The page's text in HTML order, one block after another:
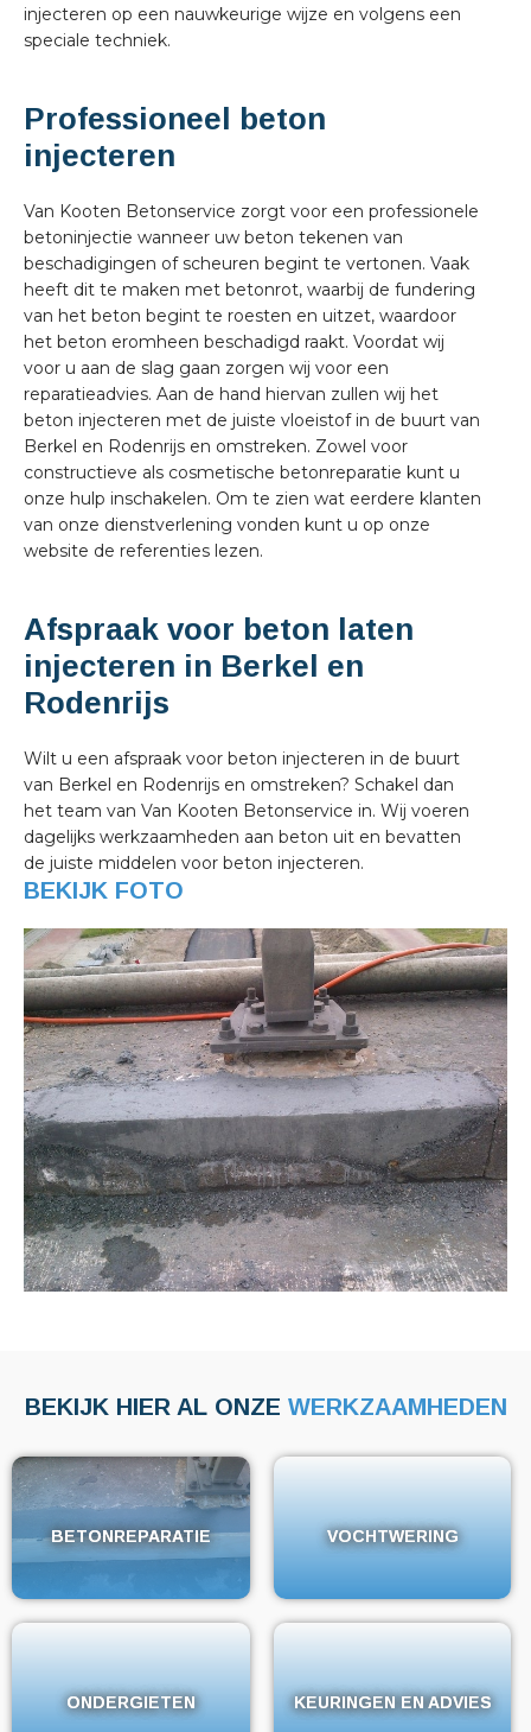
injecteren op een nauwkeurige wijze en volgens een
speciale techniek.
Professioneel beton
injecteren
Van Kooten Betonservice zorgt voor een professionele
betoninjectie wanneer uw beton tekenen van
beschadigingen of scheuren begint te vertonen. Vaak
heeft dit te maken met betonrot, waarbij de fundering
van het beton begint te roesten en uitzet, waardoor
het beton eromheen beschadigd raakt. Voordat wij
voor u aan de slag gaan zorgen wij voor een
reparatieadvies. Aan de hand hiervan zullen wij het
beton injecteren met de juiste vloeistof in de buurt van
Berkel en Rodenrijs en omstreken. Zowel voor
constructieve als cosmetische betonreparatie kunt u
onze hulp inschakelen. Om te zien wat eerdere klanten
van onze dienstverlening vonden kunt u op onze
website de referenties lezen.
Afspraak voor beton laten
injecteren in Berkel en
Rodenrijs
Wilt u een afspraak voor beton injecteren in de buurt
van Berkel en Rodenrijs en omstreken? Schakel dan
het team van Van Kooten Betonservice in. Wij voeren
dagelijks werkzaamheden aan beton uit en bevatten
de juiste middelen voor beton injecteren.
BEKIJK FOTO
BEKIJK HIER AL ONZE WERKZAAMHEDEN
BETONREPARATIE
BETONREPARATIE VOCHTWERING
VOCHTWERING
ONDERGIETEN
ONDERGIETEN KEURINGEN EN ADVIES
KEURINGEN EN ADVIES